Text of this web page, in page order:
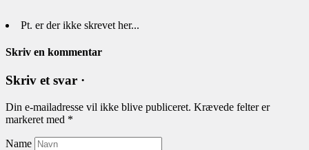
Pt. er der ikke skrevet her...
Skriv en kommentar
Skriv et svar ·
Din e-mailadresse vil ikke blive publiceret. Krævede felter er
markeret med *
Name